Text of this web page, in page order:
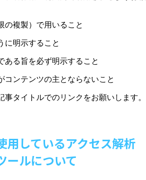
の複製）で用いること
に明示すること
ある旨を必ず明示すること
コンテンツの主とならないこと
タイトルでのリンクをお願いします。
用しているアクセス解析
ールについて